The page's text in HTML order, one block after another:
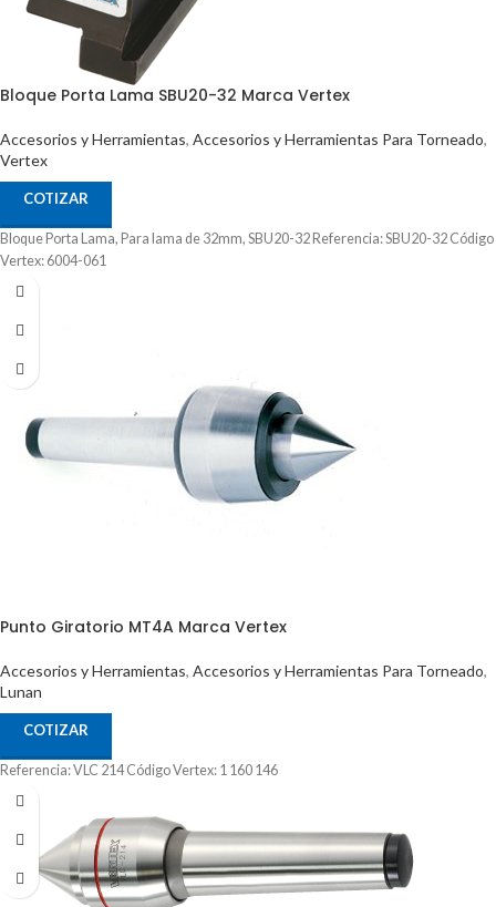
Bloque Porta Lama SBU20-32 Marca Vertex
Accesorios y Herramientas, Accesorios y Herramientas Para Torneado,
Vertex
COTIZAR
Bloque Porta Lama, Para lama de 32mm, SBU20-32 Referencia: SBU20-32 Código
Vertex: 6004-061
Punto Giratorio MT4A Marca Vertex
Accesorios y Herramientas, Accesorios y Herramientas Para Torneado,
Lunan
COTIZAR
Referencia: VLC 214 Código Vertex: 1 160 146